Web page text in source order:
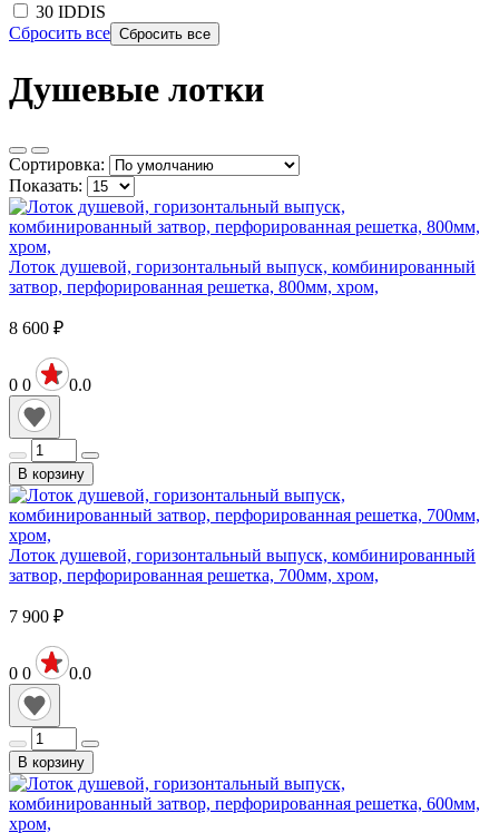
30 IDDIS
Сбросить все
Душевые лотки
Сортировка:
Показать:
Лоток душевой, горизонтальный выпуск, комбинированный
затвор, перфорированная решетка, 800мм, хром,
8 600 ₽
0 0 0.0
В корзину
Лоток душевой, горизонтальный выпуск, комбинированный
затвор, перфорированная решетка, 700мм, хром,
7 900 ₽
0 0 0.0
В корзину